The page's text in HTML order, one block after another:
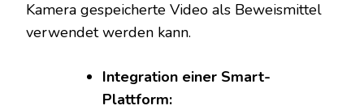
Kamera gespeicherte Video als Beweismittel
verwendet werden kann.
Integration einer Smart-
Plattform: